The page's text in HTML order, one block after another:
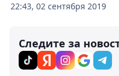
22:43, 02 сентября 2019
Следите за